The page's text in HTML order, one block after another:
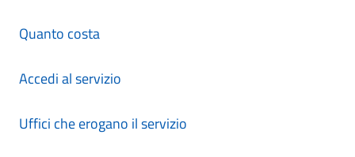
Quanto costa
Accedi al servizio
Uffici che erogano il servizio